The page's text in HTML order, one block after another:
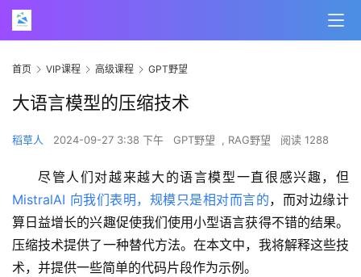
首页 VIP课程 高级课程 GPT野望
大语言模型的压缩技术
稻草人 2024-09-27 3:38 下午 GPT野望 , RAG野望 阅读 1288
尽管人们对越来越大的语言模型一直很感兴趣，但
MistralAI 向我们表明，规模只是相对而言的，而对边缘计
算日益增长的兴趣促使我们使用小型语言获得不错的结果。
压缩技术提供了一种替代方法。在本文中，我将解释这些技
术，并提供一些简单的代码片段作为示例。